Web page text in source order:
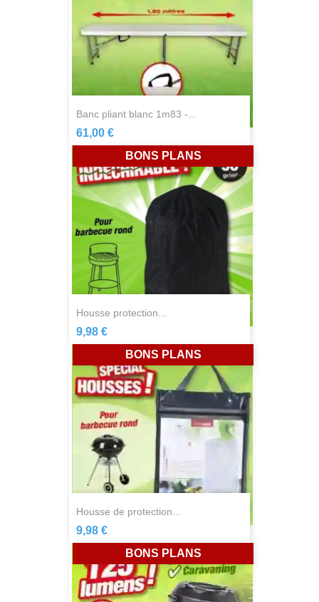
banc pliant blanc 1m83 -...
61,00 €
housse protection...
9,98 €
BONS PLANS
housse de protection...
9,98 €
BONS PLANS
BONS PLANS